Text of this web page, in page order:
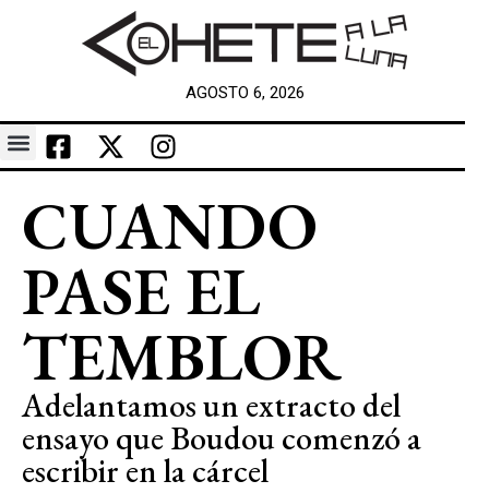
AGOSTO 6, 2026
CUANDO
PASE EL
TEMBLOR
Adelantamos un extracto del
ensayo que Boudou comenzó a
escribir en la cárcel